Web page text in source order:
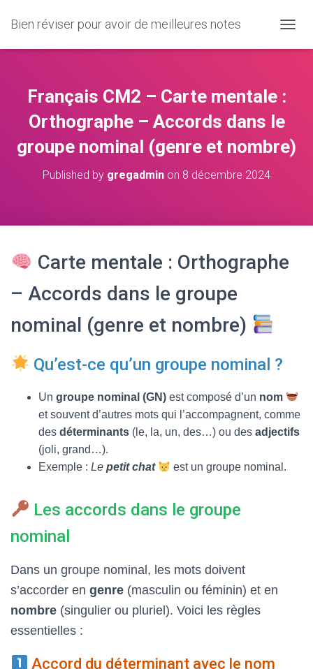
Bien réviser pour avoir de meilleures notes
U
E
R
V
Français CM2 – Carte mentale :
Orthographe – Accords dans le
groupe nominal (genre et nombre)
Published by gregadmin on 8 décembre 2024
Carte mentale : Orthographe
– Accords dans le groupe
nominal (genre et nombre)
Qu’est-ce qu’un groupe nominal ?
Un groupe nominal (GN) est composé d’un nom
et souvent d’autres mots qui l’accompagnent, comme
des déterminants (le, la, un, des…) ou des adjectifs
(joli, grand…).
Exemple : Le petit chat est un groupe nominal.
Les accords dans le groupe
nominal
Dans un groupe nominal, les mots doivent
s’accorder en genre (masculin ou féminin) et en
nombre (singulier ou pluriel). Voici les règles
essentielles :
Accord du déterminant avec le nom